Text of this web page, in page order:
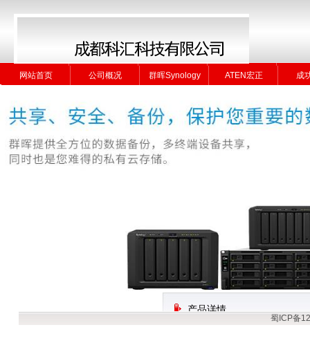
网站首页 公司概况 群晖Synology ATEN宏正 成
网站首页 公司概况 群晖Synology ATEN宏正 成
产品详情
蜀ICP备